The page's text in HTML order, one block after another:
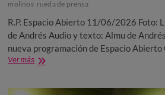
molinos rueda de prensa
R.P. Espacio Abierto 11/06/2026 Foto:
de Andrés Audio y texto: Almu de
nueva programación de Espacio
Ver másR.P.